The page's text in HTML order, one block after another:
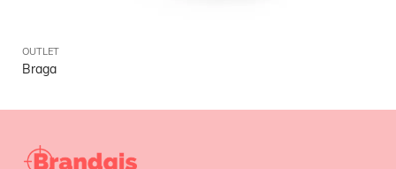
OUTLET
Braga